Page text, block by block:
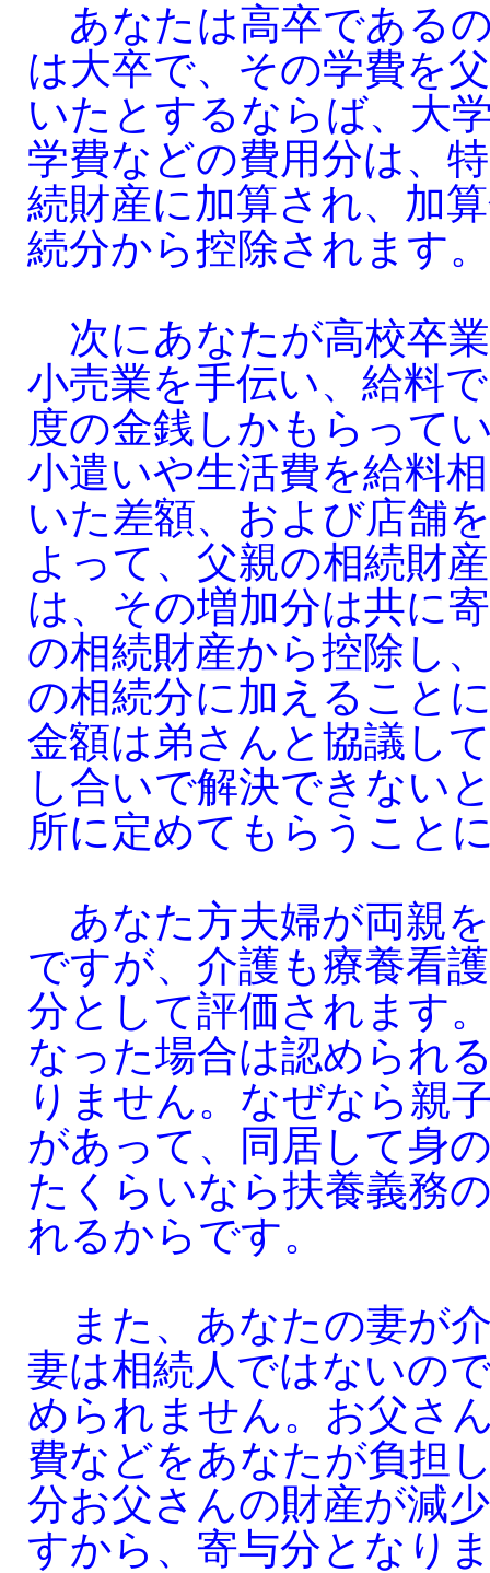
あなたは高卒である
は大卒で、その学費を
いたとするならば、大
学費などの費用分は、
続財産に加算され、加
続分から控除されます。
次にあなたが高校卒
小売業を手伝い、給料
度の金銭しかもらって
小遣いや生活費を給料
いた差額、および店舗
よって、父親の相続財
は、その増加分は共に
の相続財産から控除し
の相続分に加えること
金額は弟さんと協議し
し合いで解決できない
所に定めてもらうこと
あなた方夫婦が両親
ですが、介護も療養看
分として評価されます
なった場合は認められ
りません。なぜなら親
があって、同居して身
たくらいなら扶養義務
れるからです。
また、あなたの妻が
妻は相続人ではないの
められません。お父さ
費などをあなたが負担
分お父さんの財産が減
すから、寄与分となり